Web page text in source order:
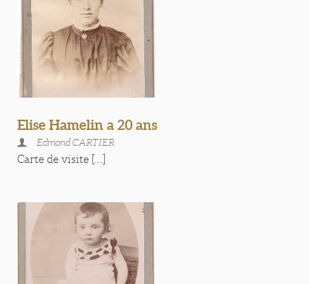
Elise Hamelin a 20 ans
Edmond CARTIER
Carte de visite [...]